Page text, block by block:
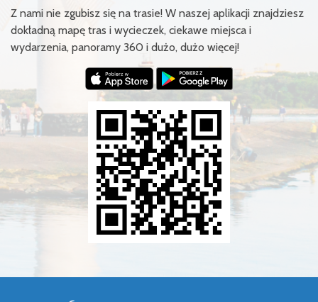
Z nami nie zgubisz się na trasie! W naszej aplikacji znajdziesz
dokładną mapę tras i wycieczek, ciekawe miejsca i
wydarzenia, panoramy 360 i dużo, dużo więcej!